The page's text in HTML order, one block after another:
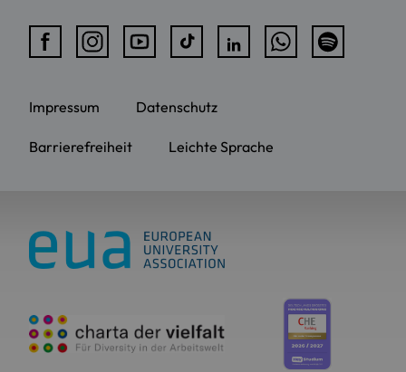
Impressum Datenschutz
Barrierefreiheit Leichte Sprache